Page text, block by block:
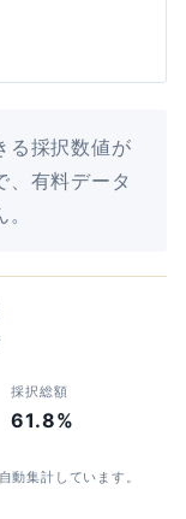
る採択数値が
、有料データ
採択総額
61.8%
動集計しています。